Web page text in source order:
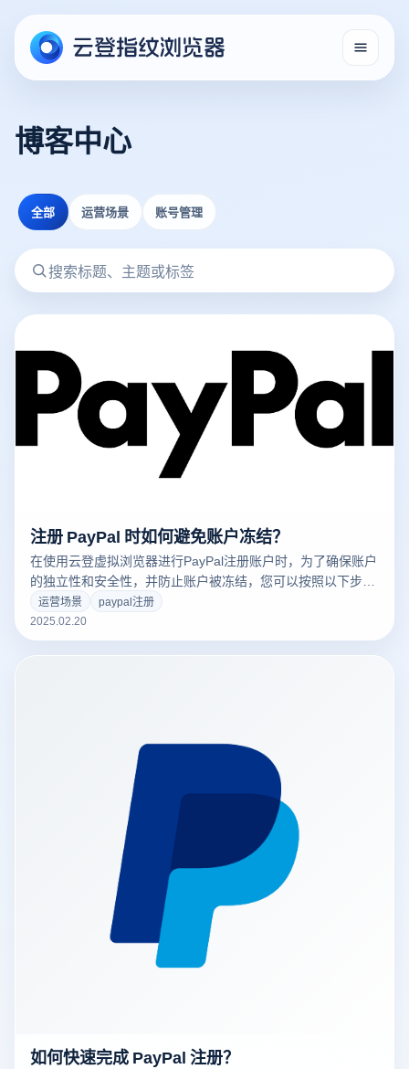
博客中心
全部 运营场景 账号管理
注册 PayPal 时如何避免账户冻结？
在使用云登虚拟浏览器进行PayPal注册账户时，为了确保账户
的独立性和安全性，并防止账户被冻结，您可以按照以下步骤
操作：
运营场景
paypal注册
2025.02.20
如何快速完成 PayPal 注册？